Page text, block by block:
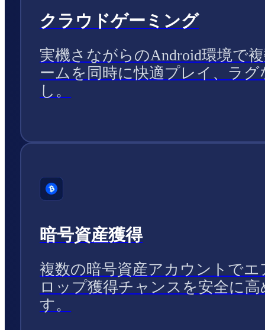
クラウドゲーミング
実機さながらのAndroid環境で
ームを同時に快適プレイ、ラグ
し。
暗号資産獲得
複数の暗号資産アカウントでエ
ロップ獲得チャンスを安全に高
す。